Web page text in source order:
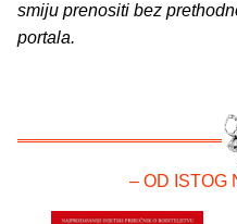
smiju prenositi bez
portala.
– OD ISTOG